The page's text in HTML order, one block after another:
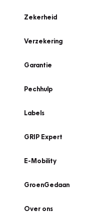
Zekerheid
Verzekering
Garantie
Pechhulp
Labels
GRIP Expert
E-Mobility
GroenGedaan
Over ons